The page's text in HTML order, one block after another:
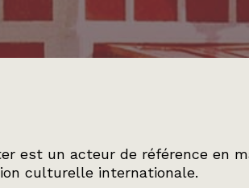
est un acteur de référence en
culturelle internationale.